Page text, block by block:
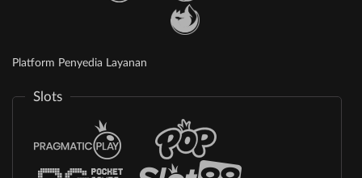
Platform Penyedia Layanan
Slots